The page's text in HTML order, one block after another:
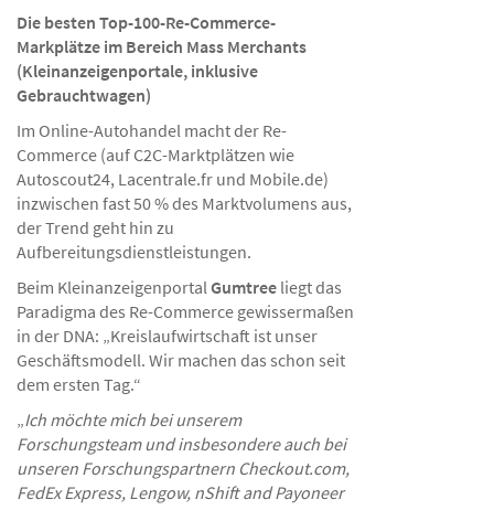
Die besten Top-100-Re-Commerce-
Markplätze im Bereich Mass Merchants
(Kleinanzeigenportale, inklusive
Gebrauchtwagen)
Im Online-Autohandel macht der Re-
Commerce (auf C2C-Marktplätzen wie
Autoscout24, Lacentrale.fr und Mobile.de)
inzwischen fast 50 % des Marktvolumens aus,
der Trend geht hin zu
Aufbereitungsdienstleistungen.
Beim KleinanzeigenportalGumtree liegt das
Paradigma des Re-Commerce gewissermaßen
in der DNA: „Kreislaufwirtschaft ist unser
Geschäftsmodell. Wir machen das schon seit
dem ersten Tag.“
„Ich möchte mich bei unserem
Forschungsteam und insbesondere auch bei
unseren Forschungspartnern Checkout.com,
FedEx Express, Lengow, nShift and Payoneer